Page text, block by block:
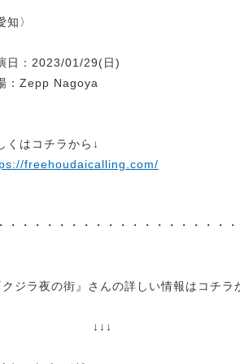
知〉
日：2023/01/29(日)
：Zepp Nagoya
くはコチラから↓
freehoudaicalling.com/
・・・・・・・・・・・・・・・・・・
クジラ夜の街』さんの詳しい情報はコチラ